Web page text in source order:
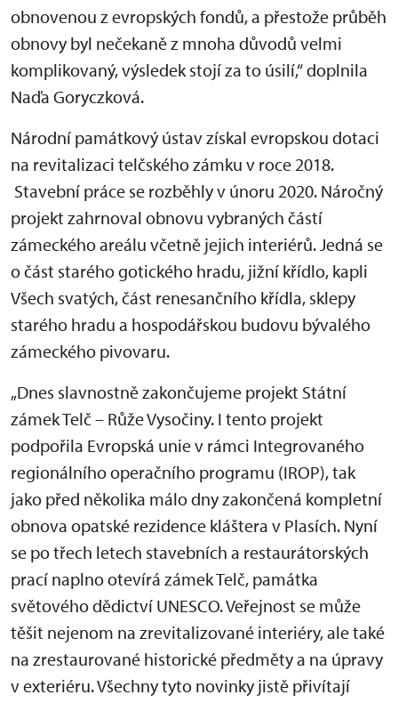
obnovenou z evropských fondů, a přestože průběh
obnovy byl nečekaně z mnoha důvodů velmi
komplikovaný, výsledek stojí za to úsilí,“ doplnila
Naďa Goryczková.
Národní památkový ústav získal evropskou dotaci
na revitalizaci telčského zámku v roce 2018.
Stavební práce se rozběhly v únoru 2020. Náročný
projekt zahrnoval obnovu vybraných částí
zámeckého areálu včetně jejich interiérů. Jedná se
o část starého gotického hradu, jižní křídlo, kapli
Všech svatých, část renesančního křídla, sklepy
starého hradu a hospodářskou budovu bývalého
zámeckého pivovaru.
„Dnes slavnostně zakončujeme projekt Státní
zámek Telč – Růže Vysočiny. I tento projekt
podpořila Evropská unie v rámci Integrovaného
regionálního operačního programu (IROP), tak
jako před několika málo dny zakončená kompletní
obnova opatské rezidence kláštera v Plasích. Nyní
se po třech letech stavebních a restaurátorských
prací naplno otevírá zámek Telč, památka
světového dědictví UNESCO. Veřejnost se může
těšit nejenom na zrevitalizované interiéry, ale také
na zrestaurované historické předměty a na úpravy
v exteriéru. Všechny tyto novinky jistě přivítají